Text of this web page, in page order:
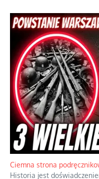
Ciemna strona
Historia jest